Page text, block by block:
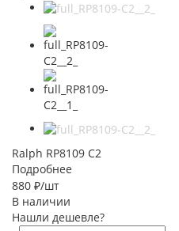
Ralph RP8109 C2
Подробнее
880 ₽/шт
В наличии
Нашли дешевле?